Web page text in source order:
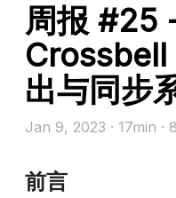
周报 #25
Crossbell
出与同步
Jan 9, 2023 · 17min · 8
前言